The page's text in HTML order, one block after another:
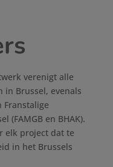
verenigt alle
in Brussel, evenals
Franstalige
(FAMGB en BHAK).
elk project dat te
in het Brussels